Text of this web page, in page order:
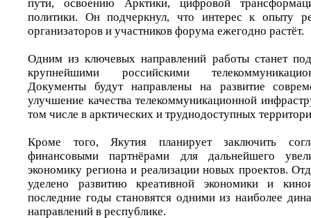
пути, освоению Арктики, цифровой
политики. Он подчеркнул, что интерес к опыту
организаторов и участников форума ежегодно растёт.
Одним из ключевых направлений работы станет
крупнейшими российскими
Документы будут направлены на развитие
улучшение качества телекоммуникационной
том числе в арктических и труднодоступных
Кроме того, Якутия планирует заключить
финансовыми партнёрами для дальнейшего
экономику региона и реализации новых проектов.
уделено развитию креативной экономики и
последние годы становятся одними из наиболее
направлений в республике.